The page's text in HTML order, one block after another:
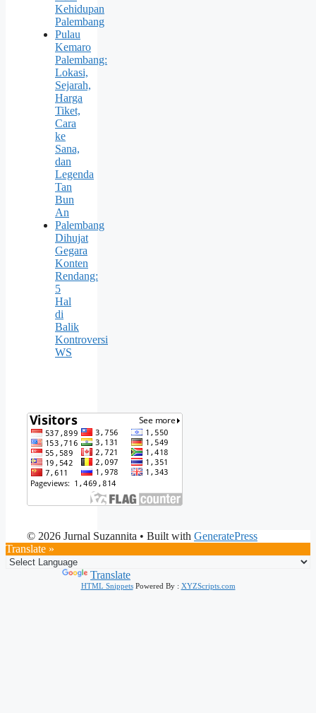
Kehidupan
Palembang
Pulau
Kemaro
Palembang:
Lokasi,
Sejarah,
Harga
Tiket,
Cara
ke
Sana,
dan
Legenda
Tan
Bun
An
Palembang
Dihujat
Gegara
Konten
Rendang:
5
Hal
di
Balik
Kontroversi
WS
© 2026 Jurnal Suzannita • Built with GeneratePress
Translate »
Translate
HTML SnippetsPowered By : XYZScripts.com